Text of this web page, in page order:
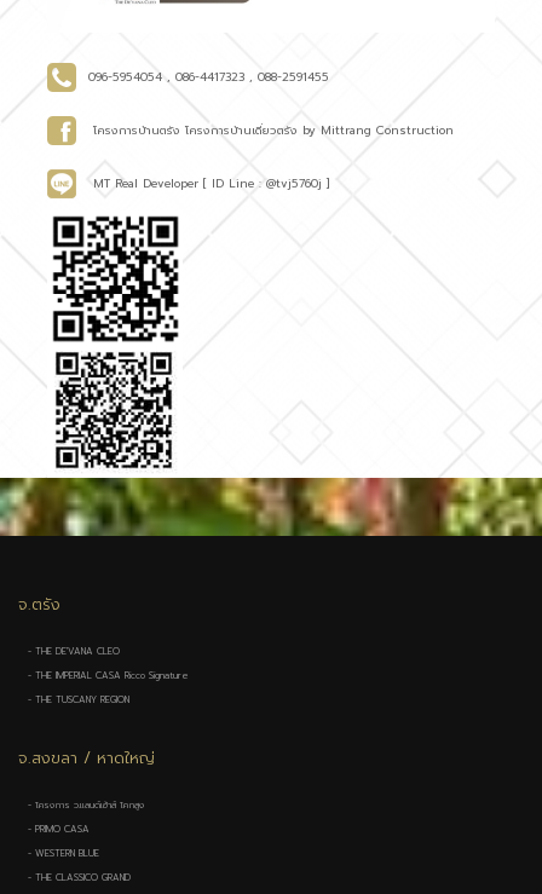
096-5954054 , 086-4417323 , 088-2591455
โครงการบ้านตรัง โครงการบ้านเดี่ยวตรัง by Mittrang Construction
MT Real Developer [ ID Line : @tvj5760j ]
จ.ตรัง
- THE DE'VANA CLEO
- THE IMPERIAL CASA Ricco Signature
- THE TUSCANY REGION
จ.สงขลา / หาดใหญ่
- โครงการ ว.แลนด์เฮ้าส์ โคกสูง
- PRIMO CASA
- WESTERN BLUE
- THE CLASSICO GRAND